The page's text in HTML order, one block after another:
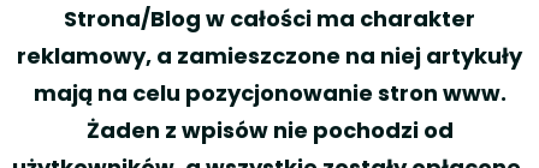
Strona/Blog w całości ma charakter
reklamowy, a zamieszczone na niej artykuły
mają na celu pozycjonowanie stron www.
Żaden z wpisów nie pochodzi od